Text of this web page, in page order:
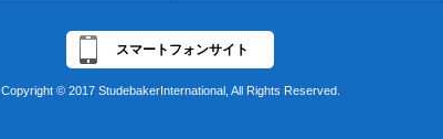
スマートフォンサイト
Copyright © 2017 StudebakerInternational, All Rights Reserved.